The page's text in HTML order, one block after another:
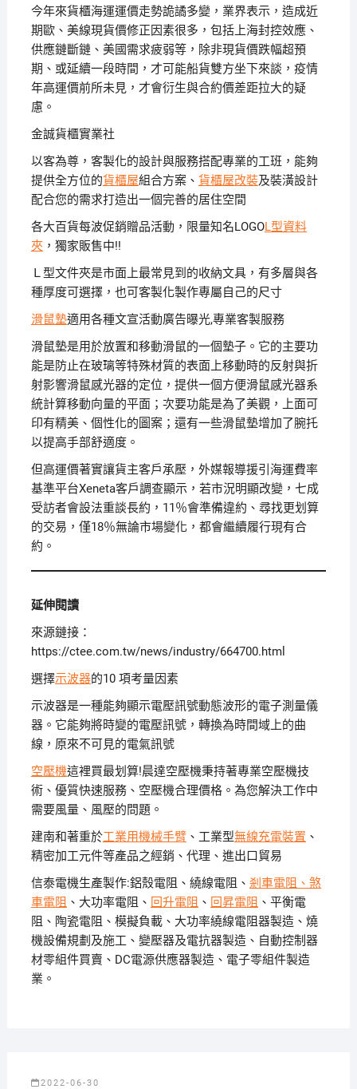
今年來貨櫃海運運價走勢詭譎多變，業界表示，造成近
期歐、美線現貨價修正因素很多，包括上海封控效應、
供應鏈斷鏈、美國需求疲弱等，除非現貨價跌幅超預
期、或延續一段時間，才可能船貨雙方坐下來談，疫情
年高運價前所未見，才會衍生與合約價差距拉大的疑
慮。
金誠貨櫃實業社
以客為尊，客製化的設計與服務搭配專業的工班，能夠
提供全方位的貨櫃屋組合方案、 貨櫃屋改裝及裝潢設計
配合您的需求打造出一個完善的居住空間
各大百貨每波促銷贈品活動，限量知名LOGOL型資料
夾，獨家販售中!!
Ｌ型文件夾是市面上最常見到的收納文具，有多層與各
種厚度可選擇，也可客製化製作專屬自己的尺寸
滑鼠墊適用各種文宣活動廣告曝光,專業客製服務
滑鼠墊是用於放置和移動滑鼠的一個墊子。它的主要功
能是防止在玻璃等特殊材質的表面上移動時的反射與折
射影響滑鼠感光器的定位，提供一個方便滑鼠感光器系
統計算移動向量的平面；次要功能是為了美觀，上面可
印有精美、個性化的圖案；還有一些滑鼠墊增加了腕托
以提高手部舒適度。
但高運價著實讓貨主客戶承壓，外媒報導援引海運費率
基準平台Xeneta客戶調查顯示，若市況明顯改變，七成
受訪者會設法重談長約，11％會準備違約、尋找更划算
的交易，僅18％無論市場變化，都會繼續履行現有合
約。
延伸閱讀
來源鏈接：
https://ctee.com.tw/news/industry/664700.html
選擇示波器的10 項考量因素
示波器是一種能夠顯示電壓訊號動態波形的電子測量儀
器。它能夠將時變的電壓訊號，轉換為時間域上的曲
線，原來不可見的電氣訊號
空壓機這裡買最划算!晨達空壓機秉持著專業空壓機技
術、優質快速服務、空壓機合理價格。為您解決工作中
需要風量、風壓的問題。
建南和著重於工業用機械手臂、工業型無線充電裝置 、
精密加工元件等產品之經銷、代理、進出口貿易
信泰電機生產製作:鋁殼電阻、繞線電阻、 剎車電阻、 煞
車電阻 、大功率電阻、 回升電阻 、 回昇電阻 、平衡電
阻、陶瓷電阻、模擬負載、大功率繞線電阻器製造、燒
機設備規劃及施工、變壓器及電抗器製造、自動控制器
材零組件買賣、DC電源供應器製造、電子零組件製造
業。
2022-06-30